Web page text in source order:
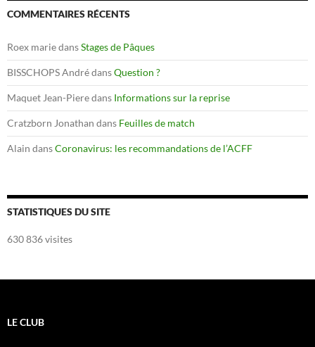
COMMENTAIRES RÉCENTS
Roex mariedansStages de Pâques
BISSCHOPS AndrédansQuestion ?
Maquet Jean-Pieredans Informations sur la reprise
Cratzborn Jonathan dans Feuilles de match
Alain dansCoronavirus: les recommandations de l’ACFF
STATISTIQUES DU SITE
630 836 visites
LE CLUB